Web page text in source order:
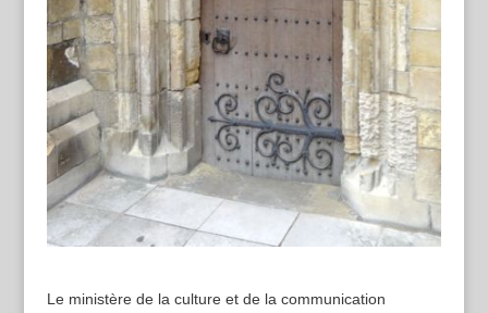
Le ministère de la culture et de la communication